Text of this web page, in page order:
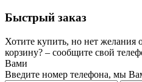
Быстрый заказ
Хотите купить, но нет желания
корзину? – сообщите свой
Вами
Введите номер телефона, мы